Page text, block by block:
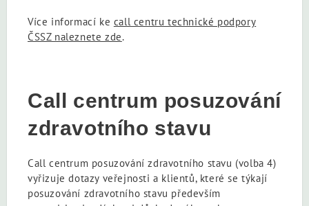
Více informací ke call centru technické podpory
ČSSZ naleznete zde.
Call centrum posuzování
zdravotního stavu
Call centrum posuzování zdravotního stavu (volba 4)
vyřizuje dotazy veřejnosti a klientů, které se týkají
posuzování zdravotního stavu především